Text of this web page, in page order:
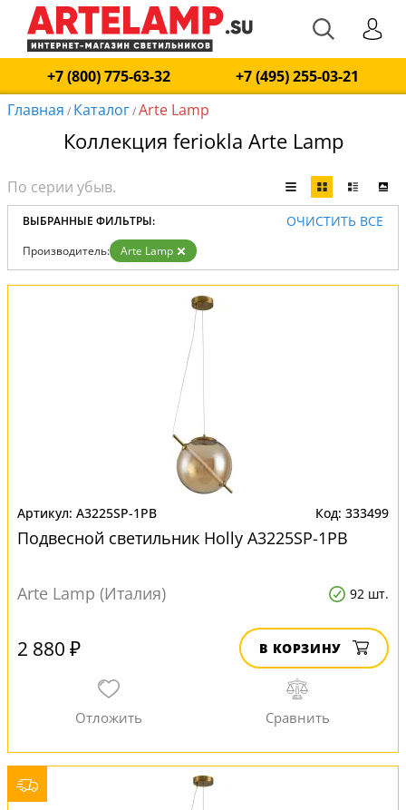
+7 (800) 775-63-32
+7 (495) 255-03-21
Главная / Каталог/Arte Lamp
Коллекция feriokla Arte Lamp
ВЫБРАННЫЕ ФИЛЬТРЫ: ОЧИСТИТЬ ВСЕ
Производитель: Arte Lamp
A3225SP-1PB 333499
Подвесной светильник Нolly A3225SP-1PB
Arte Lamp (Италия) 92 шт.
2 880 ₽ В КОРЗИНУ